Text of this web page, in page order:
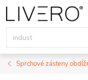
Prejsť
na
obsah
Sprchové zásteny